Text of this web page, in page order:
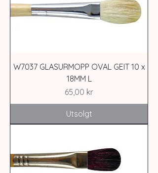
W7037 GLASURMOPP OVAL GEIT 10 x
18MM L
Pris
65,00 kr
Utsolgt